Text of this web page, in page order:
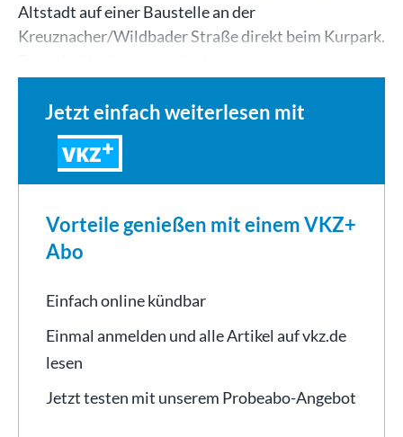
Altstadt auf einer Baustelle an der
Kreuznacher/Wildbader Straße direkt beim Kurpark.
Jetzt einfach weiterlesen mit
VKZ
Vorteile genießen mit einem VKZ+
Abo
Einfach online kündbar
Einmal anmelden und alle Artikel auf vkz.de
lesen
Jetzt testen mit unserem Probeabo-Angebot